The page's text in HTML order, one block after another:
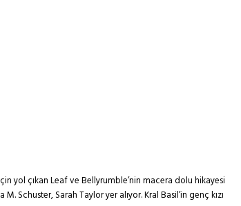
yol çıkan Leaf ve Bellyrumble’nin macera dolu hikayesi
Sarah Taylor yer alıyor. Kral Basil’in genç kızı